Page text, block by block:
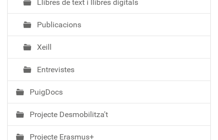
Llibres de text i llibres digitals
Publicacions
Xeill
Entrevistes
PuigDocs
Projecte Desmobilitza't
Projecte Erasmus+